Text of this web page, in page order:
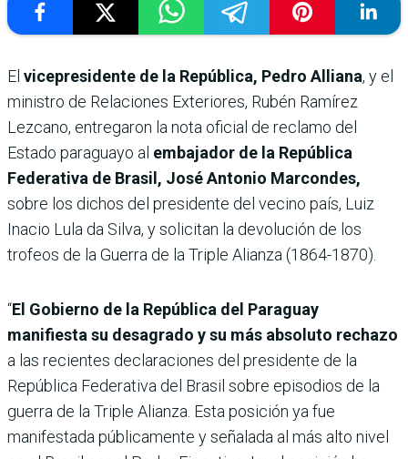
El vicepresidente de la República, Pedro Alliana, y el
ministro de Relaciones Exteriores, Rubén Ramírez
Lezcano, entregaron la nota oficial de reclamo del
Estado paraguayo al embajador de la República
Federativa de Brasil, José Antonio Marcondes,
sobre los dichos del presidente del vecino país, Luiz
Inacio Lula da Silva, y solicitan la devolución de los
trofeos de la Guerra de la Triple Alianza (1864-1870).
“El Gobierno de la República del Paraguay
manifiesta su desagrado y su más absoluto rechazo
a las recientes declaraciones del presidente de la
República Federativa del Brasil sobre episodios de la
guerra de la Triple Alianza. Esta posición ya fue
manifestada públicamente y señalada al más alto nivel